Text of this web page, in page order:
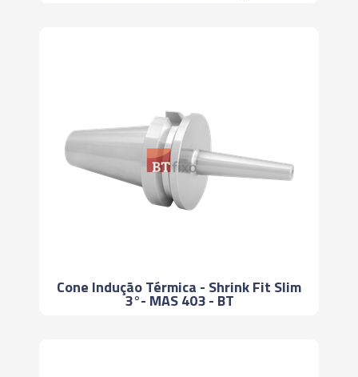
Cone Indução Térmica - Shrink Fit Slim
3°- MAS 403 - BT